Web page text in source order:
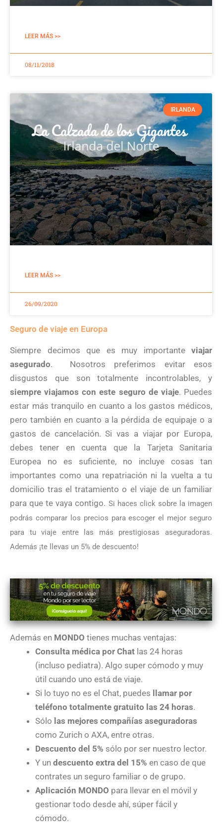
LEER MÁS >>
08/11/2018
IRLANDA
LEER MÁS >>
26/09/2020
Seguro de viaje en Europa
Siempre decimos que es muy importante viajar
asegurado. Nosotros preferimos evitar esos
disgustos que son totalmente incontrolables, y
siempre viajamos con este seguro de viaje. Puedes
estar más tranquilo en cuanto a los gastos médicos,
pero también en cuanto a la pérdida de equipaje o a
gastos de cancelación. Si vas a viajar por Europa,
debes tener en cuenta que la Tarjeta Sanitaria
Europea no es suficiente, no incluye cosas tan
importantes como una repatriación ni la vuelta a tu
domicilio tras el tratamiento o el viaje de un familiar
para que te vaya contigo. Si haces click sobre la imagen
podrás comparar los precios para escoger el mejor seguro
para tu viaje entre las más prestigiosas aseguradoras.
Además ¡te llevas un 5% de descuento!
Además en MONDO tienes muchas ventajas:
Consulta médica por Chat las 24 horas
(incluso pediatra). Algo super cómodo y muy
útil cuando uno está de viaje.
Si lo tuyo no es el Chat, puedes llamar por
teléfono totalmente gratuito las 24 horas.
Sólo las mejores compañías aseguradoras
como Zurich o AXA, entre otras.
Descuento del 5% sólo por ser nuestro lector.
Y un descuento extra del 15% en caso de que
contrates un seguro familiar o de grupo.
Aplicación MONDO para llevar en el móvil y
gestionar todo desde ahí, súper fácil y
cómodo.